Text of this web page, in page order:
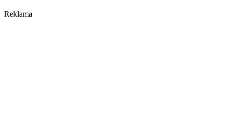
Reklama